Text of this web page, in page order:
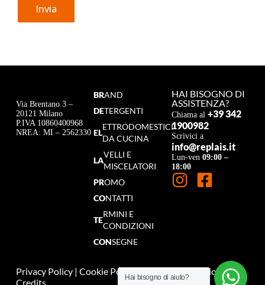
Invia
Via Brentano 3 –
20121 Milano
P.IVA 10860400968
NREA: MI – 2562330
BRAND
DETERGENTI
EL
ETTRODOMESTICI
DA CUCINA
LA
VELLI E
MISCELATORI
PROMO
CONTATTI
TE
RMINI E
CONDIZIONI
CONSEGNE
HAI BISOGNO DI
ASSISTENZA?
Chiama al +39 342
1900982
Scrivici a
info@replais.it
Lun-ven 09:00 –
18:00
Privacy Policy| Cookie Policy|Termini e Condizioni|
Credits
Hai bisogno di aiuto?